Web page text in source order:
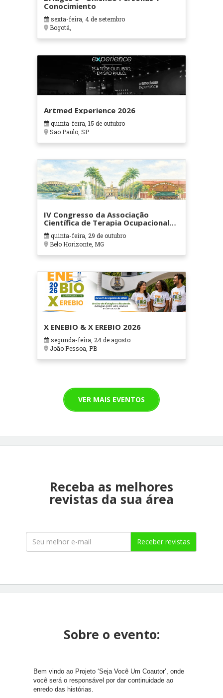
Conocimiento
sexta-feira, 4 de setembro
Bogotá,
Artmed Experience 2026
quinta-feira, 15 de outubro
Sao Paulo, SP
IV Congresso da Associação
Científica de Terapia Ocupacional
em Contextos Hospitalares e
Cuidados Paliativos - ATOHOSP
quinta-feira, 29 de outubro
Belo Horizonte, MG
X ENEBIO & X EREBIO 2026
segunda-feira, 24 de agosto
João Pessoa, PB
VER MAIS EVENTOS
Receba as melhores
revistas da sua área
Receber revistas
Sobre o evento:
Bem vindo ao Projeto ‘Seja Você Um Coautor’, onde
você será o responsável por dar continuidade ao
enredo das histórias.